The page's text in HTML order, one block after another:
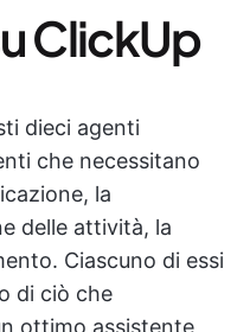
ClickUp
dieci agenti
che necessitano
la
delle attività, la
Ciascuno di essi
di ciò che
ottimo assistente